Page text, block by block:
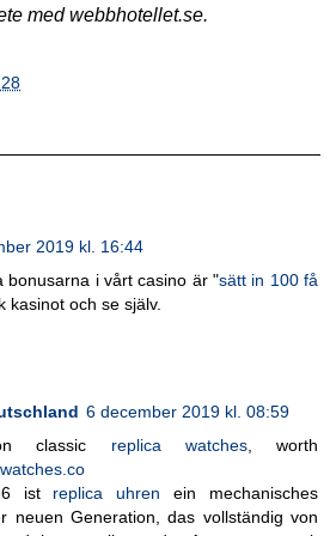
med webbhotellet.se.
2019 kl. 16:44
bonusarna i vårt casino är "sätt in 100 få
kasinot och se själv.
6 december 2019 kl. 08:59
classic replica watches, worth
ist replica uhren ein mechanisches
neuen Generation, das vollständig von